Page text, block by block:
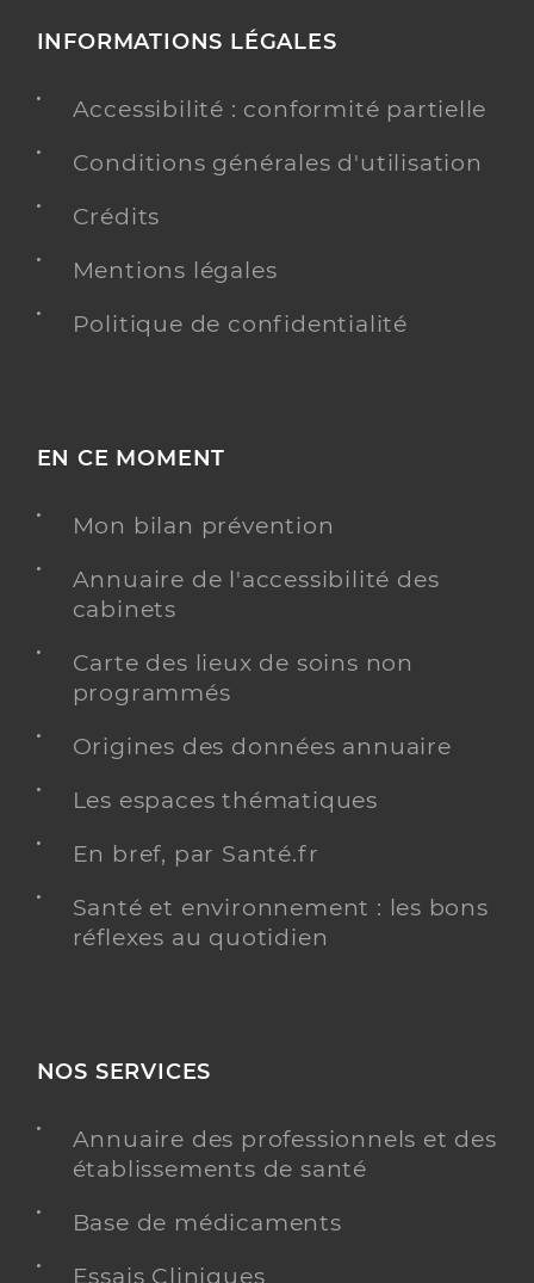
INFORMATIONS LÉGALES
Accessibilité : conformité partielle
Conditions générales d'utilisation
Crédits
Mentions légales
Politique de confidentialité
EN CE MOMENT
Mon bilan prévention
Annuaire de l'accessibilité des
cabinets
Carte des lieux de soins non
programmés
Origines des données annuaire
Les espaces thématiques
En bref, par Santé.fr
Santé et environnement : les bons
réflexes au quotidien
NOS SERVICES
Annuaire des professionnels et des
établissements de santé
Base de médicaments
Essais Cliniques